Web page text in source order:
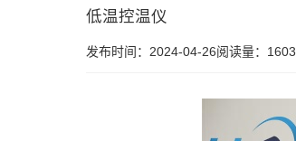
低温控温仪
发布时间：2024-04-26阅读量：1603